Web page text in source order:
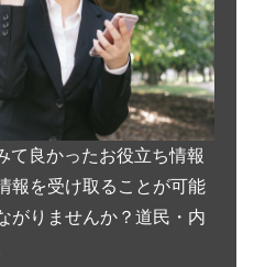
て良かったお役立ち情報
報を受け取ることが可能
がりませんか？道民・内